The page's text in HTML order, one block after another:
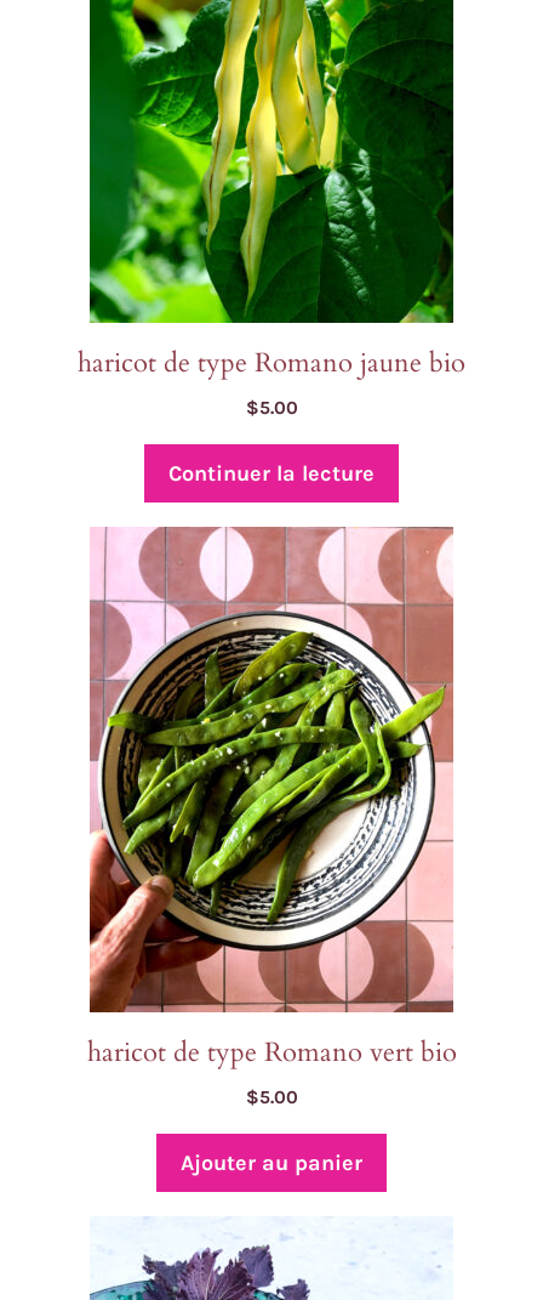
haricot de type Romano jaune bio
$5.00
Continuer la lecture
haricot de type Romano vert bio
$5.00
Ajouter au panier